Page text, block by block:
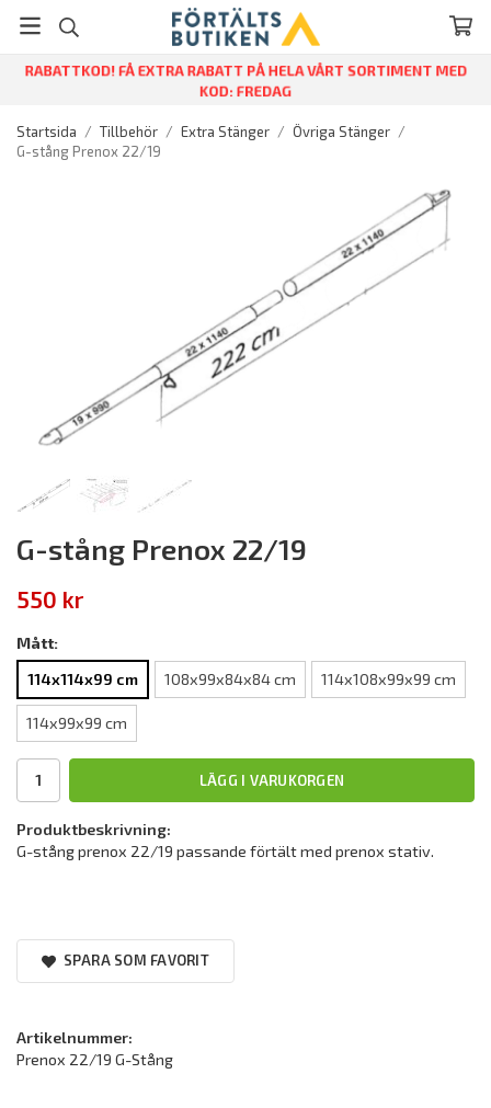
RABATTKOD! FÅ EXTRA RABATT PÅ HELA VÅRT SORTIMENT MED
KOD: FREDAG
Startsida / Tillbehör / Extra Stänger / Övriga Stänger /
G-stång Prenox 22/19
G-stång Prenox 22/19
550 kr
Mått:
114x114x99 cm
108x99x84x84 cm 114x108x99x99 cm
114x99x99 cm
LÄGG I VARUKORGEN
Produktbeskrivning:
G-stång prenox 22/19 passande förtält med prenox stativ.
SPARA SOM FAVORIT
Artikelnummer:
Prenox 22/19 G-Stång